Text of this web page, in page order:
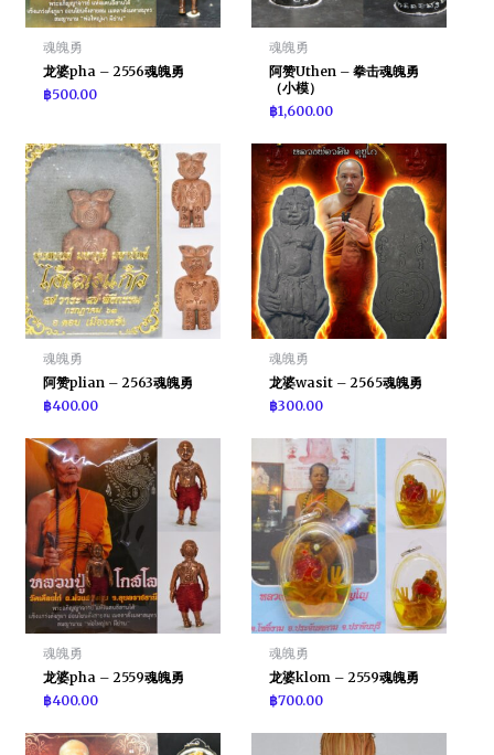
魂魄勇
龙婆pha – 2556魂魄勇
฿500.00
魂魄勇
阿赞Uthen – 拳击魂魄勇
（小模）
฿1,600.00
魂魄勇
阿赞plian – 2563魂魄勇
฿400.00
魂魄勇
龙婆wasit – 2565魂魄勇
฿300.00
魂魄勇
龙婆pha – 2559魂魄勇
฿400.00
魂魄勇
龙婆klom – 2559魂魄勇
฿700.00